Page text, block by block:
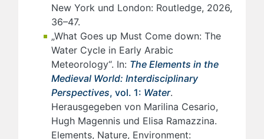
New York und London: Routledge, 2026,
36­–­47.
„What Goes up Must Come down: The
Water Cycle in Early Arabic
Meteorology“. In: The Elements in the
Medieval World: Interdisciplinary
Perspectives, vol. 1: Water.
Herausgegeben von Marilina Cesario,
Hugh Magennis und Elisa Ramazzina.
Elements, Nature, Environment: